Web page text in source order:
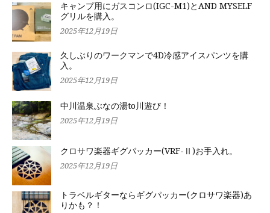
キャンプ用にガスコンロ(IGC-M1)とAND MYSELF
グリルを購入。
2025年12月19日
久しぶりのワークマンで4D冷感アイスパンツを購
入。
2025年12月19日
中川温泉ぶなの湯to川遊び！
2025年12月19日
クロサワ楽器ギグパッカー(VRF-Ⅱ)お手入れ。
2025年12月19日
トラベルギターならギグパッカー(クロサワ楽器)あ
りかも？！